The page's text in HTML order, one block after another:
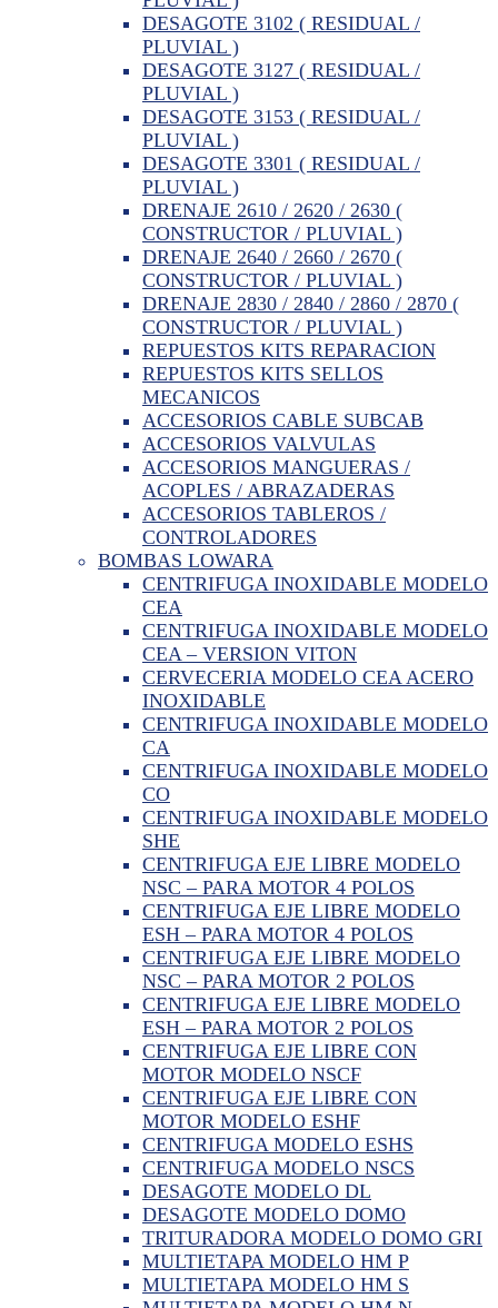
DESAGOTE 3102 ( RESIDUAL /
PLUVIAL )
DESAGOTE 3127 ( RESIDUAL /
PLUVIAL )
DESAGOTE 3153 ( RESIDUAL /
PLUVIAL )
DESAGOTE 3301 ( RESIDUAL /
PLUVIAL )
DRENAJE 2610 / 2620 / 2630 (
CONSTRUCTOR / PLUVIAL )
DRENAJE 2640 / 2660 / 2670 (
CONSTRUCTOR / PLUVIAL )
DRENAJE 2830 / 2840 / 2860 / 2870 (
CONSTRUCTOR / PLUVIAL )
REPUESTOS KITS REPARACION
REPUESTOS KITS SELLOS
MECANICOS
ACCESORIOS CABLE SUBCAB
ACCESORIOS VALVULAS
ACCESORIOS MANGUERAS /
ACOPLES / ABRAZADERAS
ACCESORIOS TABLEROS /
CONTROLADORES
BOMBAS LOWARA
CENTRIFUGA INOXIDABLE MODELO
CEA
CENTRIFUGA INOXIDABLE MODELO
CEA – VERSION VITON
CERVECERIA MODELO CEA ACERO
INOXIDABLE
CENTRIFUGA INOXIDABLE MODELO
CA
CENTRIFUGA INOXIDABLE MODELO
CO
CENTRIFUGA INOXIDABLE MODELO
SHE
CENTRIFUGA EJE LIBRE MODELO
NSC – PARA MOTOR 4 POLOS
CENTRIFUGA EJE LIBRE MODELO
ESH – PARA MOTOR 4 POLOS
CENTRIFUGA EJE LIBRE MODELO
NSC – PARA MOTOR 2 POLOS
CENTRIFUGA EJE LIBRE MODELO
ESH – PARA MOTOR 2 POLOS
CENTRIFUGA EJE LIBRE CON
MOTOR MODELO NSCF
CENTRIFUGA EJE LIBRE CON
MOTOR MODELO ESHF
CENTRIFUGA MODELO ESHS
CENTRIFUGA MODELO NSCS
DESAGOTE MODELO DL
DESAGOTE MODELO DOMO
TRITURADORA MODELO DOMO GRI
MULTIETAPA MODELO HM P
MULTIETAPA MODELO HM S